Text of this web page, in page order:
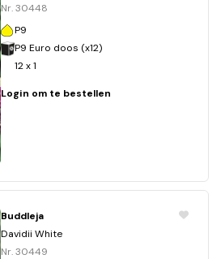
Nr. 30448
P9
P9 Euro doos (x12)
12 x 1
Login om te bestellen
Buddleja
Davidii White
Nr. 30449